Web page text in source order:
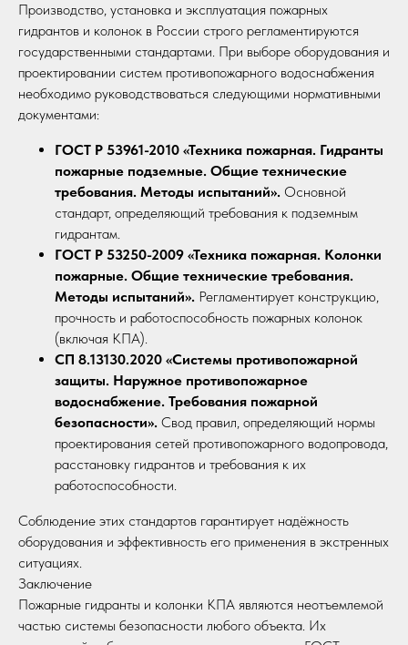
Производство, установка и эксплуатация пожарных
гидрантов и колонок в России строго регламентируются
государственными стандартами. При выборе оборудования и
проектировании систем противопожарного водоснабжения
необходимо руководствоваться следующими нормативными
документами:
ГОСТ Р 53961-2010 «Техника пожарная. Гидранты
пожарные подземные. Общие технические
требования. Методы испытаний». Основной
стандарт, определяющий требования к подземным
гидрантам.
ГОСТ Р 53250-2009 «Техника пожарная. Колонки
пожарные. Общие технические требования.
Методы испытаний». Регламентирует конструкцию,
прочность и работоспособность пожарных колонок
(включая КПА).
СП 8.13130.2020 «Системы противопожарной
защиты. Наружное противопожарное
водоснабжение. Требования пожарной
безопасности». Свод правил, определяющий нормы
проектирования сетей противопожарного водопровода,
расстановку гидрантов и требования к их
работоспособности.
Соблюдение этих стандартов гарантирует надёжность
оборудования и эффективность его применения в экстренных
ситуациях.
Заключение
Пожарные гидранты и колонки КПА являются неотъемлемой
частью системы безопасности любого объекта. Их